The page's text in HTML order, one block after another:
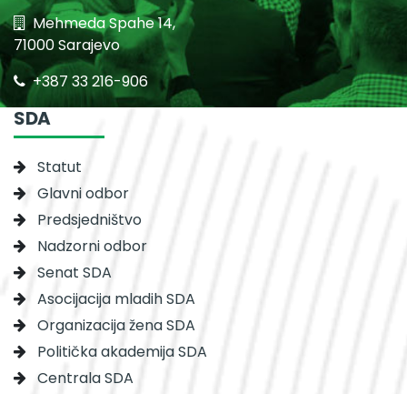
Mehmeda Spahe 14,
71000 Sarajevo
+387 33 216-906
SDA
Statut
Glavni odbor
Predsjedništvo
Nadzorni odbor
Senat SDA
Asocijacija mladih SDA
Organizacija žena SDA
Politička akademija SDA
Centrala SDA